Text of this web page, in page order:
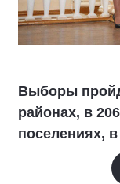
Выборы
районах, в
поселениях, в